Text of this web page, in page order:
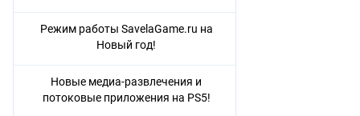
Режим работы SavelaGame.ru на
Новый год!
Новые медиа-развлечения и
потоковые приложения на PS5!